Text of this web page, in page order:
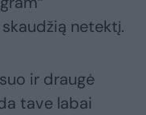
netektį.
ir draugė
tave labai